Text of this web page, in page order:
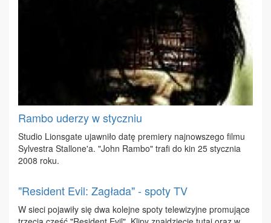
Rambo uderzy w styczniu
Stu­dio Lions­ga­te ujaw­ni­ło da­tę pre­mie­ry naj­now­sze­go fil­mu
Sy­lve­stra Stal­lo­ne'a. "John Ram­bo" tra­fi do kin 25 stycz­nia
2008 ro­ku.
"Resident Evil: Zagłada" - spoty TV
W sie­ci po­ja­wi­ły się dwa ko­lej­ne spo­ty te­le­wi­zyj­ne pro­mu­ją­ce